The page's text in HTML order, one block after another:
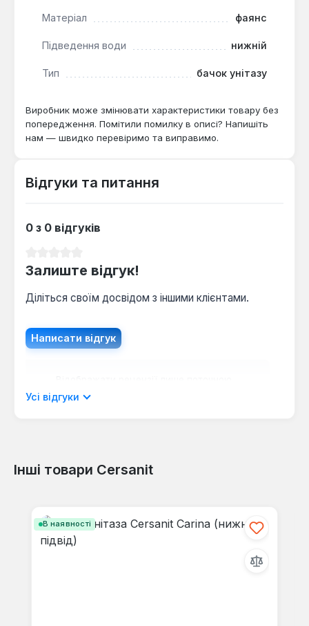
Цей бачок унітазу ідеально підходить для
оптимізація простору без компромісів щодо
для тих, хто цінує практичність, економію
ресурсів та сучасний дизайн у своїй ванній кімнаті,
забезпечуючи комфортне та гігієнічне
Матеріал фаянс
Підведення води нижній
Тип бачок унітазу
Виробник може змінювати характеристики товару без
попередження. Помітили помилку в описі? Напишіть
нам — швидко перевіримо та виправимо.
Відгуки та питання
0 з 0 відгуків
Залиште відгук!
Діліться своїм досвідом з іншими клієнтами.
Написати відгук
мовою.
Відгуків не знайдено. Поділіться
Усі відгуки
Інші товари Cersanit
В наявності